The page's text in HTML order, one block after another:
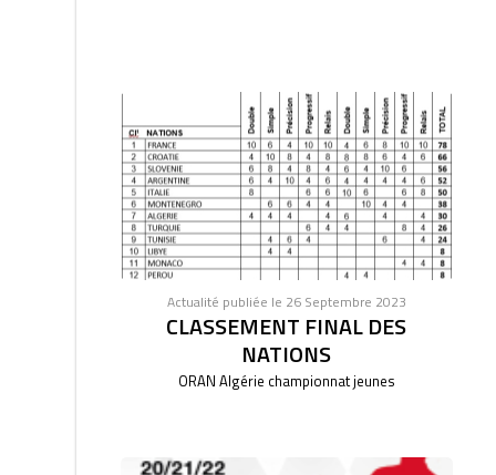
Actualité publiée le 26 Septembre 2023
CLASSEMENT FINAL DES
NATIONS
ORAN Algérie championnat jeunes